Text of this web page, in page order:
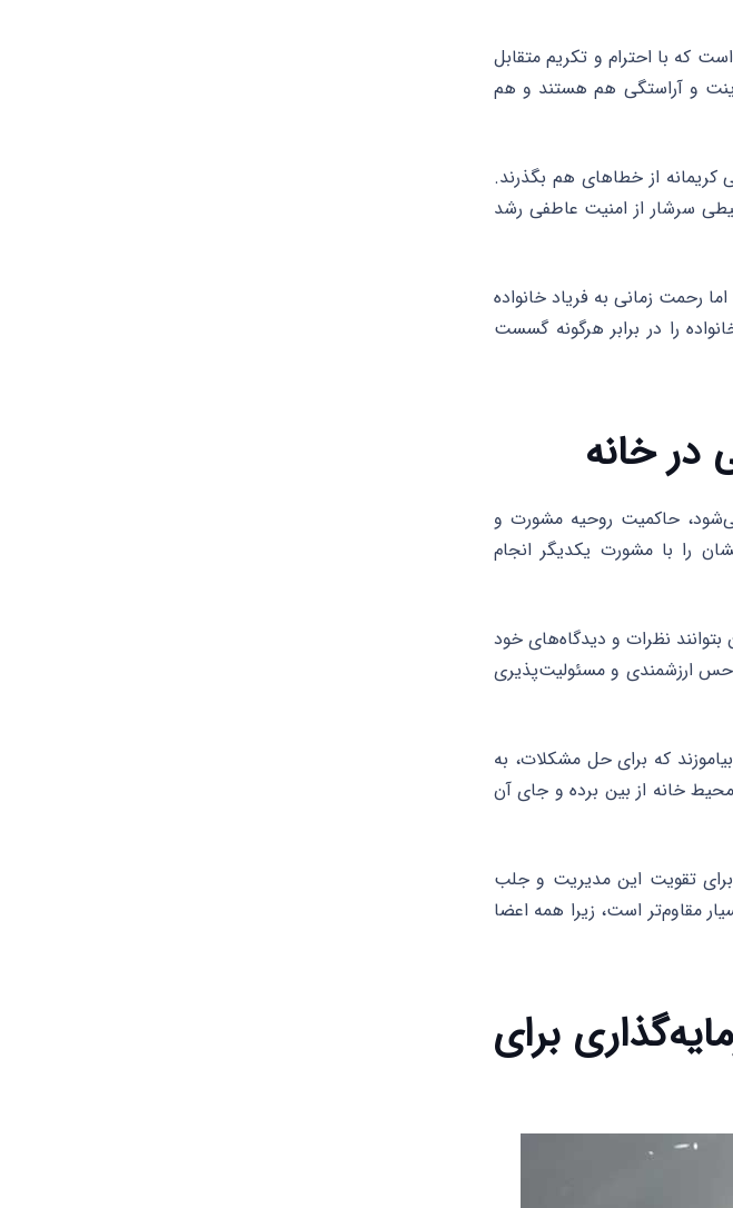
که با احترام و تکریم متقابل
و آراستگی هم هستند و هم
از خطاهای هم بگذرند.
سرشار از امنیت عاطفی رشد
رحمت زمانی به فریاد خانواده
را در برابر هرگونه گسست
حاکمیت روحیه مشورت و
را با مشورت یکدیگر انجام
نظرات و دیدگاه‌های خود
حس ارزشمندی و مسئولیت‌پذیری
که برای حل مشکلات، به
خانه از بین برده و جای آن
برای تقویت این مدیریت و جلب
مقاوم‌تر است، زیرا همه اعضا
برای